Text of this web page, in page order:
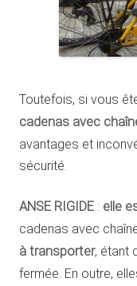
Toutefois, si vous
cadenas avec
avantages et
sécurité.
ANSE RIGIDE : elle
cadenas avec
à transporter, étant
fermée. En outre,